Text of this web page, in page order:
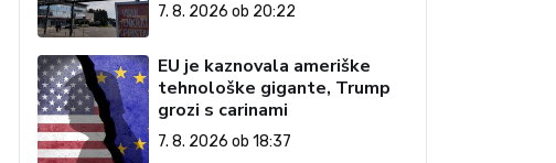
7. 8. 2026 ob 20:22
EU je kaznovala ameriške
tehnološke gigante, Trump
grozi s carinami
7. 8. 2026 ob 18:37